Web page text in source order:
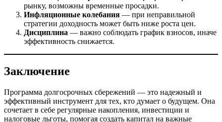
рынку, возможны временные просадки.
Инфляционные колебания — при неправильной
стратегии доходность может быть ниже роста цен.
Дисциплина — важно соблюдать график взносов, иначе
эффективность снижается.
Заключение
Программа долгосрочных сбережений — это надежный и
эффективный инструмент для тех, кто думает о будущем. Она
сочетает в себе регулярные накопления, инвестиции и
налоговые льготы, помогая создать капитал на важные